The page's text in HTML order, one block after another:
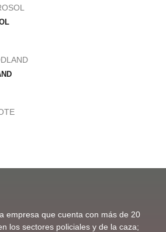
empresa que cuenta con más de 20
los sectores policiales y de la caza;